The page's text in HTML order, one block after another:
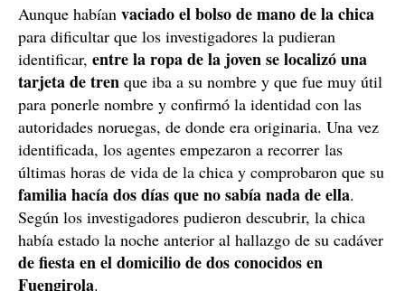
Aunque habían vaciado el bolso de mano de la chica
para dificultar que los investigadores la pudieran
identificar, entre la ropa de la joven se localizó una
tarjeta de tren que iba a su nombre y que fue muy útil
para ponerle nombre y confirmó la identidad con las
autoridades noruegas, de donde era originaria. Una vez
identificada, los agentes empezaron a recorrer las
últimas horas de vida de la chica y comprobaron que su
familia hacía dos días que no sabía nada de ella.
Según los investigadores pudieron descubrir, la chica
había estado la noche anterior al hallazgo de su cadáver
de fiesta en el domicilio de dos conocidos en
Fuengirola.